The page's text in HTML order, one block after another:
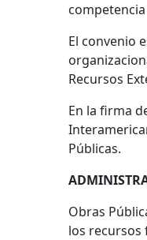
El convenio
Recursos
En la firma
Públicas.
Obras
los recursos